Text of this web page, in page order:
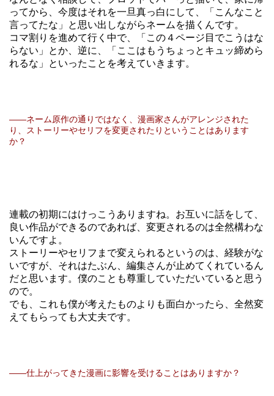
ってから、今度はそれを一旦真っ白にして、「こんなこと
言ってたな」と思い出しながらネームを描くんです。
コマ割りを進めて行く中で、「この４ページ目でこうはな
らない」とか、逆に、「ここはもうちょっとキュッ締めら
れるな」といったことを考えていきます。
――ネーム原作の通りではなく、漫画家さんがアレンジされた
り、ストーリーやセリフを変更されたりということはあります
か？
連載の初期にはけっこうありますね。お互いに話をして、
良い作品ができるのであれば、変更されるのは全然構わな
いんですよ。
ストーリーやセリフまで変えられるというのは、経験がな
いですが、それはたぶん、編集さんが止めてくれているん
だと思います。僕のことも尊重していただいていると思う
ので。
でも、これも僕が考えたものよりも面白かったら、全然変
えてもらっても大丈夫です。
――仕上がってきた漫画に影響を受けることはありますか？